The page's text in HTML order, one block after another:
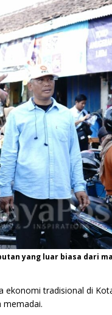
yang luar biasa dari
ekonomi tradisional di
memadai.